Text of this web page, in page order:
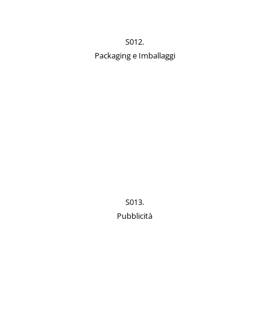
S012.
Packaging e Imballaggi
S013.
Pubblicità